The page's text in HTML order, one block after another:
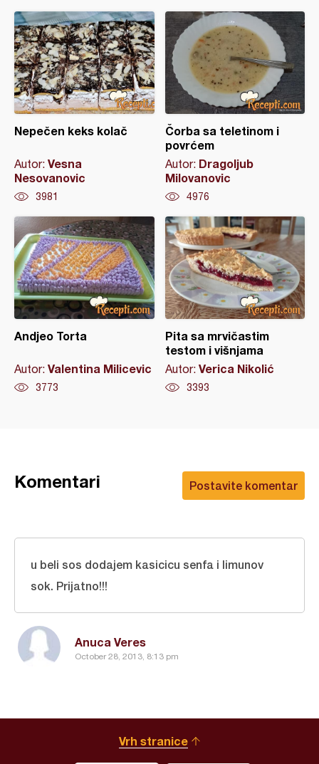
Nepečen keks kolač
Autor: Vesna
Nesovanovic
3981
Čorba sa teletinom i
povrćem
Autor: Dragoljub
Milovanovic
4976
Andjeo Torta
Autor: Valentina Milicevic
3773
Pita sa mrvičastim
testom i višnjama
Autor: Verica Nikolić
3393
Postavite komentar
Komentari
Anuca Veres
October 28, 2013, 8:13 pm
u beli sos dodajem kasicicu senfa i limunov
sok. Prijatno!!!
Vrh stranice